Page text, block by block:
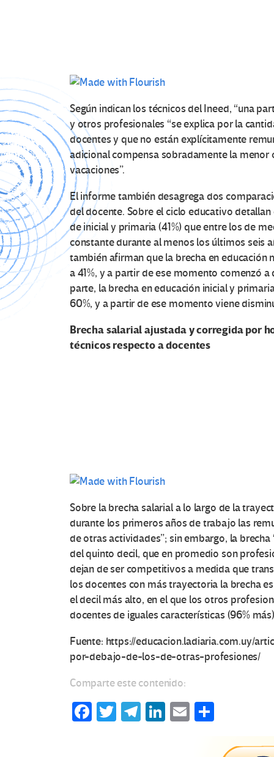
Según indican los técnicos del Ineed, “una
y otros profesionales “se explica por la
docentes y que no están explícitamente
adicional compensa sobradamente la
vacaciones”.
El informe también desagrega dos
del docente. Sobre el ciclo educativo
de inicial y primaria (41%) que entre los de
constante durante al menos los últimos seis
también afirman que la brecha en educación
a 41%, y a partir de ese momento comenzó
parte, la brecha en educación inicial y
60%, y a partir de ese momento viene
Brecha salarial ajustada y corregida por
técnicos respecto a docentes
Sobre la brecha salarial a lo largo de la
durante los primeros años de trabajo las
de otras actividades”; sin embargo, la
del quinto decil, que en promedio son
dejan de ser competitivos a medida que
los docentes con más trayectoria la brecha
el decil más alto, en el que los otros
docentes de iguales características (96%
Fuente: https://educacion.ladiaria.com.uy/
por-debajo-de-los-de-otras-profesiones/
Comparte este contenido:
Fa T
Te Li
E
m